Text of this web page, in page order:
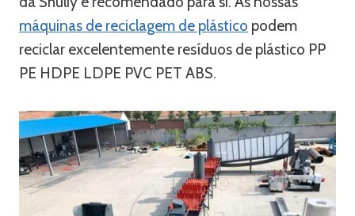
máquinas de reciclagem de plástico podem
reciclar excelentemente resíduos de plástico PP
PE HDPE LDPE PVC PET ABS.